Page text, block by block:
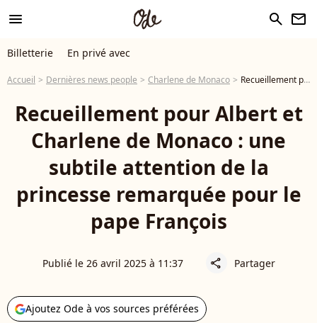
menu search newsletter
Billetterie En privé avec
Accueil Dernières news people Charlene de Monaco Recueillement pour Albert et Charlene de Monaco : une subtile attention de la princesse remarquée pour le pape François
Recueillement pour Albert et
Charlene de Monaco : une
subtile attention de la
princesse remarquée pour le
pape François
Publié le 26 avril 2025 à 11:37 share Partager
Ajoutez Ode à vos sources préférées